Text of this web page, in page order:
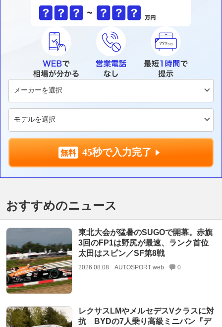
45秒で入力完了
おすすめのニュース
東北大会が猛暑のSUGOで開幕。赤旗
3回のFP1は野尻が最速、ランク首位
太田はスピン／SF第8戦
2026.08.08 AUTOSPORT web 0
レクサスLMやメルセデスVクラスに対
抗 BYDの7人乗り高級ミニバン『デ